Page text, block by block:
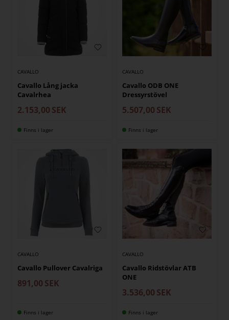
CAVALLO
Cavallo Lång jacka
Cavalrhea
2.153,00 SEK
Finns i lager
CAVALLO
Cavallo ODB ONE
Dressyrstövel
5.507,00 SEK
Finns i lager
CAVALLO
Cavallo Pullover Cavalriga
891,00 SEK
Finns i lager
CAVALLO
Cavallo Ridstövlar ATB
ONE
3.536,00 SEK
Finns i lager